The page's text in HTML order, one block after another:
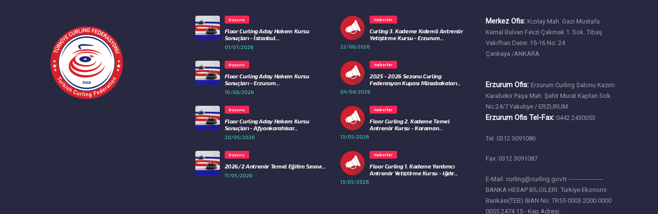
Duyuru
Floor Curling Aday Hakem Kursu
Sonuçları - İstanbul...
01/07/2026
Duyuru
Floor Curling Aday Hakem Kursu
Sonuçları - Erzurum...
10/06/2026
Duyuru
Floor Curling Aday Hakem Kursu
Sonuçları - Afyonkarahisar...
20/05/2026
Duyuru
2026/2 Antrenör Temel Eğitim Sınavı...
11/05/2026
Haberler
Curling 3. Kademe Kıdemli Antrenör
Yetiştirme Kursu - Erzurum...
22/06/2026
Haberler
2025 - 2026 Sezonu Curling
Federasyon Kupası Müsabakaları...
04/06/2026
Haberler
Floor Curling 2. Kademe Temel
Antrenör Kursu - Karaman...
13/05/2026
Haberler
Floor Curling 1. Kademe Yardımcı
Antrenör Yetiştirme Kursu - Iğdır...
13/05/2026
Merkez Ofis: Kızılay Mah. Gazi Mustafa
Kemal Bulvarı Fevzi Çakmak 1. Sok. Tibaş
Vakıfhan Daire: 15-16 No: 24
Çankaya /ANKARA
Erzurum Ofis: Erzurum Curling Salonu Kazım
Karabekir Paşa Mah. Şehit Murat Kaptan Sok.
No:24/7 Yakutiye / ERZURUM
Erzurum Ofis Tel-Fax: 0442 2430053
Tel: 0312 3091086
Fax: 0312 3091087
E-Mail: curling@curling.gov.tr - ----------------
BANKA HESAP BİLGİLERİ: Türkiye Ekonomi
Bankası(TEB) IBAN No: TR55 0003 2000 0000
0055 2474 15 - Kep Adresi: